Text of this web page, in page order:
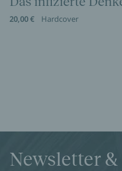
20,00 € Hardcover
Newsletter